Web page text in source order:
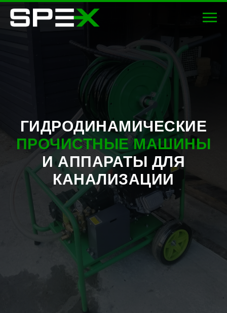
ГИДРОДИНАМИЧЕСКИЕ
ПРОЧИСТНЫЕ МАШИНЫ
И АППАРАТЫ ДЛЯ
КАНАЛИЗАЦИИ